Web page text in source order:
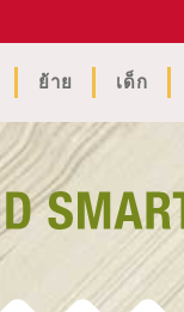
ย้าย เด็ก